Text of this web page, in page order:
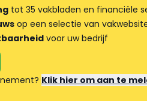
tot 35 vakbladen en financiële
op een selectie van
voor uw bedrijf
Klik hier om aan te